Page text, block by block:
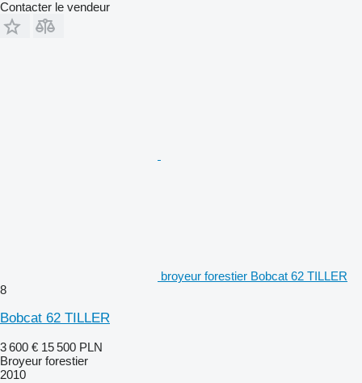
Contacter le vendeur
broyeur forestier Bobcat 62 TILLER
8
Bobcat 62 TILLER
3 600 € 15 500 PLN
Broyeur forestier
2010